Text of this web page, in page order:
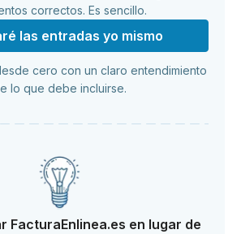
correctos. Es sencillo.
las entradas yo mismo
cero con un claro entendimiento
lo que debe incluirse.
FacturaEnlinea.es en lugar de